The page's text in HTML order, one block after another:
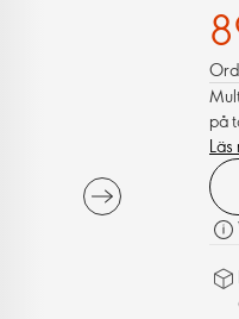
på
Läs